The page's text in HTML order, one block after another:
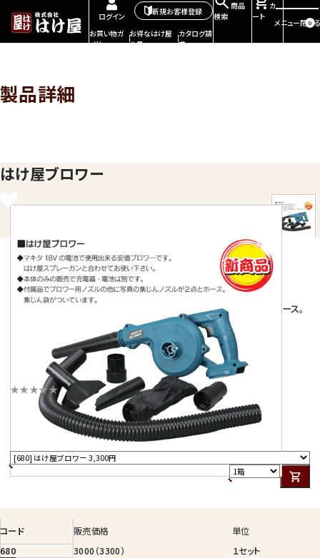
ログイン
新規お客様登録
お買い物ガ
イド
お得なはけ屋
会員
カタログ請
求
商品
検索
カ
ート
0
メニュー閉じる
製品詳細
はけ屋ブロワー
【特徴】
◎マキタ18Vの電池で使用出来る安価ブロワーです。
はけ屋スプレーガンと合わせてお使い下さい。
◎本体のみの販売で充電器・電池は別です。
◎付属品でブロワー用ノズルの他に写真の集じんノズルが２点とホース。
★★★★★
この商品にはまだレビューがありません。
最初のレビューを投稿する
コード 販売価格
単位
680
3000（3300） １セット